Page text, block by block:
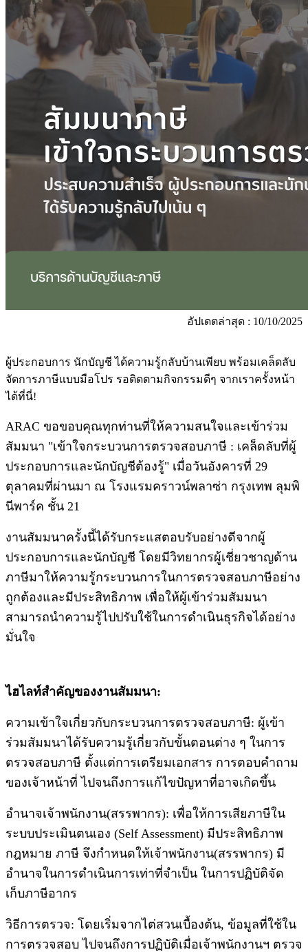
อัปเดตล่าสุด : 10/10/2025
ผู้ประกอบการ นักบัญชี ได้ความรู้กลับบ้านเพียบ พร้อมเคล็ดลับ
จัดการภาษีแบบมือโปร รอติดตามกิจกรรมดีๆ จากเราครั้งหน้า
ได้ที่นี่!
ARAC ขอขอบคุณทุกท่านที่ให้ความสนใจและเข้าร่วม
สัมมนา "เข้าใจกระบวนการตรวจสอบภาษี : เคล็ดลับที่ผู้
ประกอบการและนักบัญชีต้องรู้" เมื่อวันอังคารที่ 29
ตุลาคมที่ผ่านมา ณ โรงแรมคราวน์พลาซ่า กรุงเทพ ลุมพิ
นีพาร์ค ชั้น 21
งานสัมมนาครั้งนี้ได้รับกระแสตอบรับอย่างดีจากผู้
ประกอบการและนักบัญชี โดยมีวิทยากรผู้เชี่ยวชาญด้าน
ภาษีมาให้ความรู้กระบวนการในการตรวจสอบภาษีอย่าง
ถูกต้องและมีประสิทธิภาพ เพื่อให้ผู้เข้าร่วมสัมมนา
สามารถนำความรู้ไปปรับใช้ในการดำเนินธุรกิจได้อย่าง
มั่นใจ
ไฮไลท์สำคัญของงานสัมมนา:
ความเข้าใจเกี่ยวกับกระบวนการตรวจสอบภาษี: ผู้เข้า
ร่วมสัมมนาได้รับความรู้เกี่ยวกับขั้นตอนต่าง ๆ ในการ
ตรวจสอบภาษี ตั้งแต่การเตรียมเอกสาร การตอบคำถาม
ของเจ้าหน้าที่ ไปจนถึงการแก้ไขปัญหาที่อาจเกิดขึ้น
อำนาจเจ้าพนักงาน(สรรพากร): เพื่อให้การเสียภาษีใน
ระบบประเมินตนเอง (Self Assessment) มีประสิทธิภาพ
กฎหมาย ภาษี จึงกำหนดให้เจ้าพนักงาน(สรรพากร) มี
อำนาจในการดำเนินการเท่าที่จำเป็น ในการปฏิบัติจัด
เก็บภาษีอากร
วิธีการตรวจ: โดยเริ่มจากไต่สวนเบื้องต้น, ข้อมูลที่ใช้ใน
การตรวจสอบ ไปจนถึงการปฏิบัติเมื่อเจ้าพนักงานฯ ตรวจ